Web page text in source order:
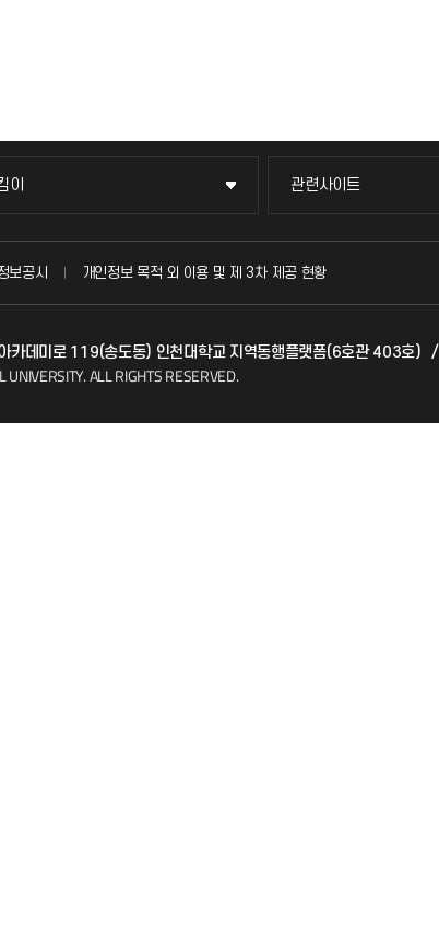
이
이
문(FAQ)
관련사이트
관련사이트
국방헬프콜
산학협력단
보공시 개인정보 목적 외 이용 및 제 3차 제공 현황
카데미로 119(송도동) 인천대학교 지역동행플랫폼(6호관 403호) /
UNIVERSITY.ALL RIGHTS RESERVED.